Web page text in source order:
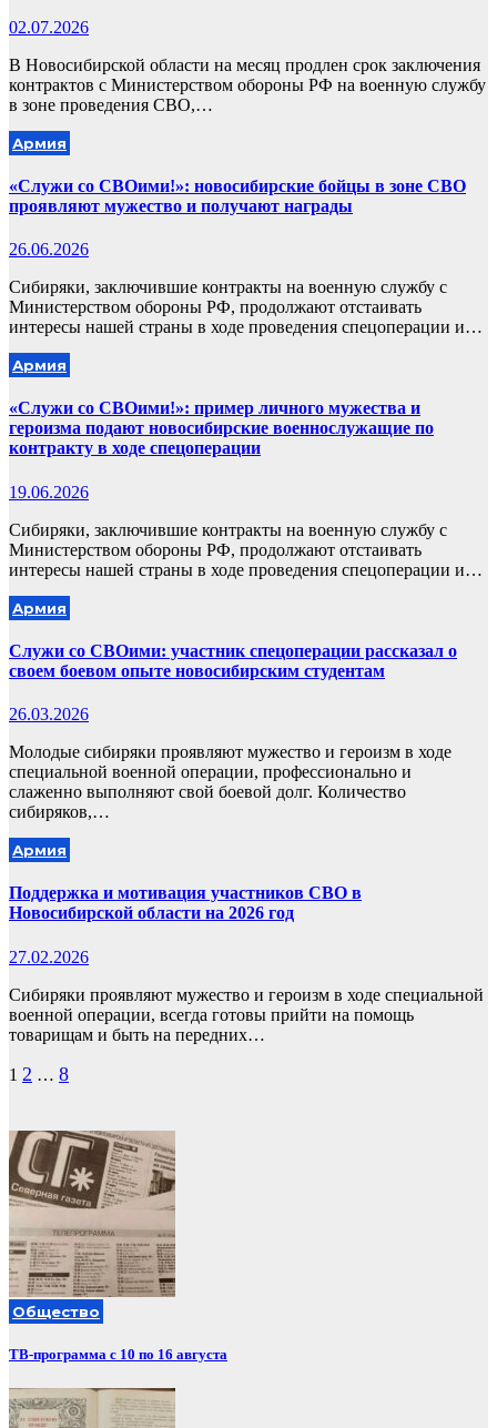
02.07.2026
В Новосибирской области на месяц продлен срок заключения
контрактов с Министерством обороны РФ на военную службу
в зоне проведения СВО,…
Армия
«Служи со СВОими!»: новосибирские бойцы в зоне СВО
проявляют мужество и получают награды
26.06.2026
Сибиряки, заключившие контракты на военную службу с
Министерством обороны РФ, продолжают отстаивать
интересы нашей страны в ходе проведения спецоперации и…
Армия
«Служи со СВОими!»: пример личного мужества и
героизма подают новосибирские военнослужащие по
контракту в ходе спецоперации
19.06.2026
Сибиряки, заключившие контракты на военную службу с
Министерством обороны РФ, продолжают отстаивать
интересы нашей страны в ходе проведения спецоперации и…
Армия
Служи со СВОими: участник спецоперации рассказал о
своем боевом опыте новосибирским студентам
26.03.2026
Молодые сибиряки проявляют мужество и героизм в ходе
специальной военной операции, профессионально и
слаженно выполняют свой боевой долг. Количество
сибиряков,…
Армия
Поддержка и мотивация участников СВО в
Новосибирской области на 2026 год
27.02.2026
Сибиряки проявляют мужество и героизм в ходе специальной
военной операции, всегда готовы прийти на помощь
товарищам и быть на передних…
Пагинация
1 2 … 8
Общество
ТВ-программа с 10 по 16 августа